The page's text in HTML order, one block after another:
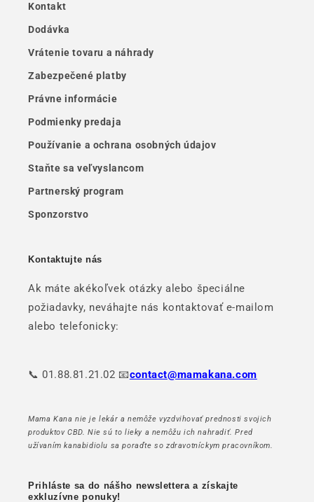
Kontakt
Dodávka
Vrátenie tovaru a náhrady
Zabezpečené platby
Právne informácie
Podmienky predaja
Používanie a ochrana osobných údajov
Staňte sa veľvyslancom
Partnerský program
Sponzorstvo
Kontaktujte nás
Ak máte akékoľvek otázky alebo špeciálne
požiadavky, neváhajte nás kontaktovať e-mailom
alebo telefonicky:
📞 01.88.81.21.02 📧contact@mamakana.com
Mama Kana nie je lekár a nemôže vyzdvihovať prednosti svojich
produktov CBD. Nie sú to lieky a nemôžu ich nahradiť. Pred
užívaním kanabidiolu sa poraďte so zdravotníckym pracovníkom.
Prihláste sa do nášho newslettera a získajte
exkluzívne ponuky!